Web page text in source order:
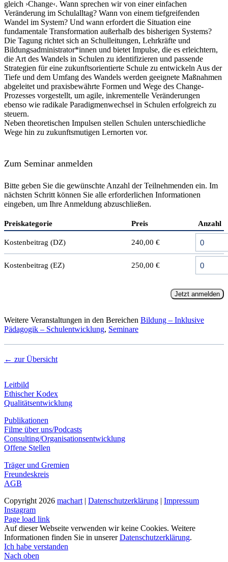
gleich ›Change‹. Wann sprechen wir von einer einfachen
Veränderung im Schulalltag? Wann von einem tiefgreifenden
Wandel im System? Und wann erfordert die Situation eine
fundamentale Transformation außerhalb des bisherigen Systems?
Die Tagung richtet sich an Schulleitungen, Lehrkräfte und
Bildungsadministrator*innen und bietet Impulse, die es erleichtern,
die Art des Wandels in Schulen zu identifizieren und passende
Strategien für eine zukunftsorientierte Schule zu entwickeln Aus der
Tiefe und dem Umfang des Wandels werden geeignete Maßnahmen
abgeleitet und praxisbewährte Formen und Wege des Change-
Prozesses vorgestellt, um agile, inkrementelle Veränderungen
ebenso wie radikale Paradigmenwechsel in Schulen erfolgreich zu
steuern.
Neben theoretischen Impulsen stellen Schulen unterschiedliche
Wege hin zu zukunftsmutigen Lernorten vor.
Zum Seminar anmelden
Bitte geben Sie die gewünschte Anzahl der Teilnehmenden ein. Im
nächsten Schritt können Sie alle erforderlichen Informationen
eingeben, um Ihre Anmeldung abzuschließen.
Preiskategorie Preis Anzahl
Kostenbeitrag (DZ) 240,00 €
Kostenbeitrag (EZ) 250,00 €
Jetzt anmelden
Weitere Veranstaltungen in den Bereichen Bildung – Inklusive
Pädagogik – Schulentwicklung, Seminare
← zur Übersicht
Leitbild
Ethischer Kodex
Qualitätsentwicklung
Publikationen
Filme über uns/Podcasts
Consulting/Organisationsentwicklung
Offene Stellen
Träger und Gremien
Freundeskreis
AGB
Copyright 2026 machart | Datenschutzerklärung | Impressum
Instagram
Page load link
Auf dieser Webseite verwenden wir keine Cookies. Weitere
Informationen finden Sie in unsererDatenschutzerklärung.
Ich habe verstanden
Nach oben